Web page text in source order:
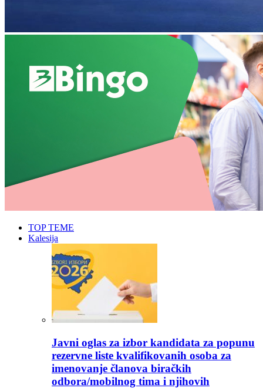
TOP TEME
Kalesija
Javni oglas za izbor kandidata za popunu
rezervne liste kvalifikovanih osoba za
imenovanje članova biračkih
odbora/mobilnog tima i njihovih